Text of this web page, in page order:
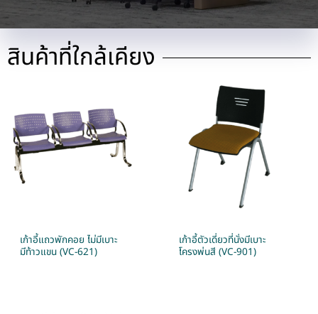
สินค้าที่ใกล้เคียง
เก้าอี้แถวพักคอย ไม่มีเบาะ
มีท้าวแขน (VC-621)
เก้าอี้ตัวเดี่ยวที่นั่งมีเบาะ
โครงพ่นสี (VC-901)